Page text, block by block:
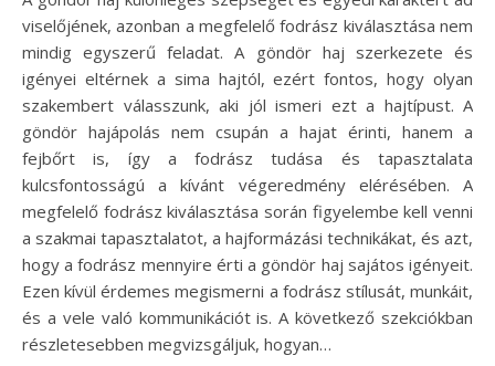
viselőjének, azonban a megfelelő fodrász kiválasztása nem
mindig egyszerű feladat. A göndör haj szerkezete és
igényei eltérnek a sima hajtól, ezért fontos, hogy olyan
szakembert válasszunk, aki jól ismeri ezt a hajtípust. A
göndör hajápolás nem csupán a hajat érinti, hanem a
fejbőrt is, így a fodrász tudása és tapasztalata
kulcsfontosságú a kívánt végeredmény elérésében. A
megfelelő fodrász kiválasztása során figyelembe kell venni
a szakmai tapasztalatot, a hajformázási technikákat, és azt,
hogy a fodrász mennyire érti a göndör haj sajátos igényeit.
Ezen kívül érdemes megismerni a fodrász stílusát, munkáit,
és a vele való kommunikációt is. A következő szekciókban
részletesebben megvizsgáljuk, hogyan…